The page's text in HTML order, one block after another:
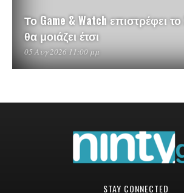
Το Game & Watch επιστρέφει
θα μοιάζει έτσι
05 Αυγ 2026 11:00 μμ
STAY CONNECTED